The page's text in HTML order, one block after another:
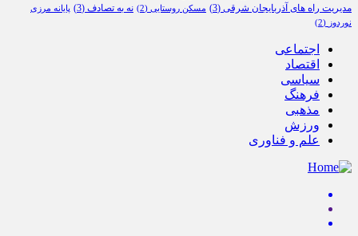
مدیریت راه های آذربایجان شرقی (3) مسکن روستایی (2) نه به تصادف (3)
پایانه مرزی
نوردوز (2)
اجتماعی
اقتصاد
سیاسی
فرهنگ
مذهبی
ورزش
علم و فناوری